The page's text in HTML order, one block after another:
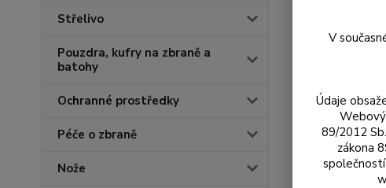
Střelivo
Pouzdra, kufry na zbraně a
batohy
Ochranné prostředky
Péče o zbraně
Nože
V
Údaje
89/2012
zákona